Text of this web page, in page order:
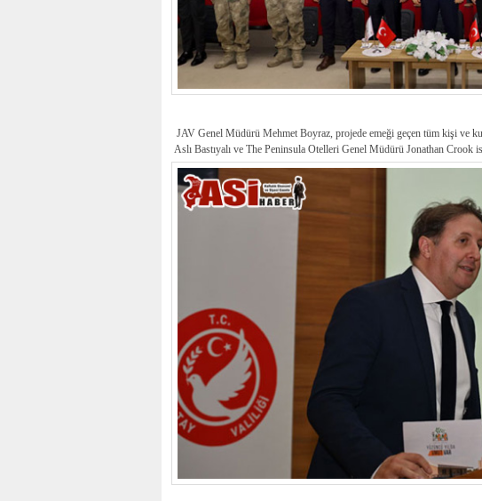
JAV Genel Müdürü Mehmet Boyraz, projede emeği geçen tüm kişi ve
Aslı Bastıyalı ve The Peninsula Otelleri Genel Müdürü Jonathan Crook